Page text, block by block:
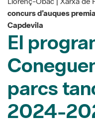
El
parcs
2024-